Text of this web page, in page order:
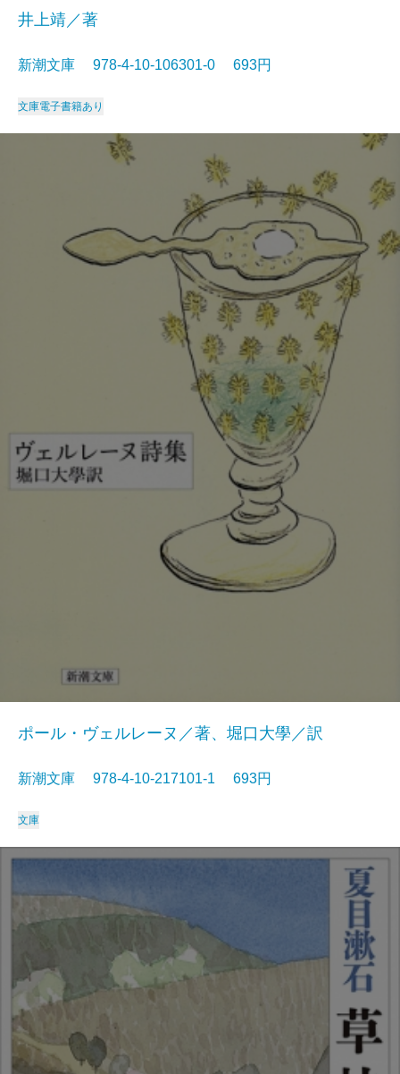
井上靖／著
新潮文庫 978-4-10-106301-0 693円
文庫電子書籍あり
ポール・ヴェルレーヌ／著、堀口大學／訳
新潮文庫 978-4-10-217101-1 693円
文庫